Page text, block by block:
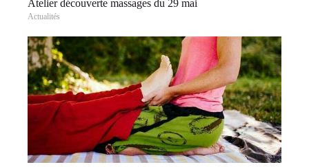
Atelier découverte massages du 29 mai
Actualités